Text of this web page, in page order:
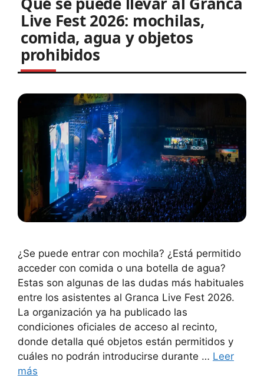
Live Fest 2026: mochilas,
comida, agua y objetos
prohibidos
¿Se puede entrar con mochila? ¿Está permitido
acceder con comida o una botella de agua?
Estas son algunas de las dudas más habituales
entre los asistentes al Granca Live Fest 2026.
La organización ya ha publicado las
condiciones oficiales de acceso al recinto,
donde detalla qué objetos están permitidos y
cuáles no podrán introducirse durante … Leer
más